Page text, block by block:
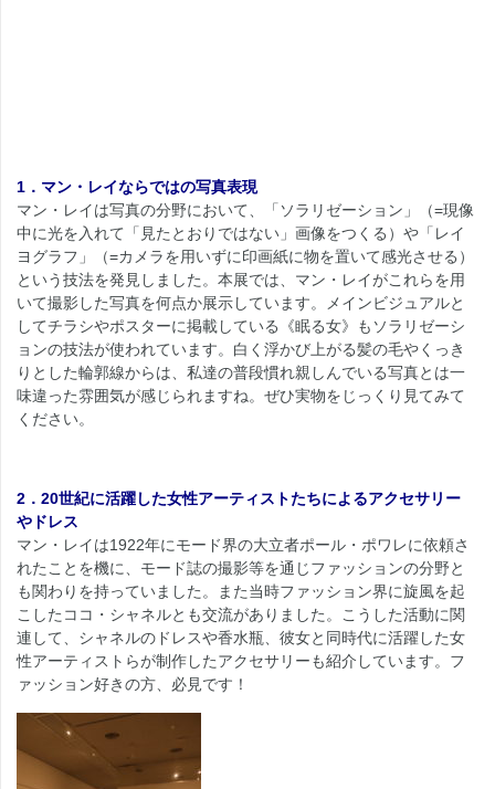
1．マン・レイならではの写真表現
マン・レイは写真の分野において、「ソラリゼーション」（=現像
中に光を入れて「見たとおりではない」画像をつくる）や「レイ
ヨグラフ」（=カメラを用いずに印画紙に物を置いて感光させる）
という技法を発見しました。本展では、マン・レイがこれらを用
いて撮影した写真を何点か展示しています。メインビジュアルと
してチラシやポスターに掲載している《眠る女》もソラリゼーシ
ョンの技法が使われています。白く浮かび上がる髪の毛やくっき
りとした輪郭線からは、私達の普段慣れ親しんでいる写真とは一
味違った雰囲気が感じられますね。ぜひ実物をじっくり見てみて
ください。
2．20世紀に活躍した女性アーティストたちによるアクセサリー
やドレス
マン・レイは1922年にモード界の大立者ポール・ポワレに依頼さ
れたことを機に、モード誌の撮影等を通じファッションの分野と
も関わりを持っていました。また当時ファッション界に旋風を起
こしたココ・シャネルとも交流がありました。こうした活動に関
連して、シャネルのドレスや香水瓶、彼女と同時代に活躍した女
性アーティストらが制作したアクセサリーも紹介しています。フ
ァッション好きの方、必見です！